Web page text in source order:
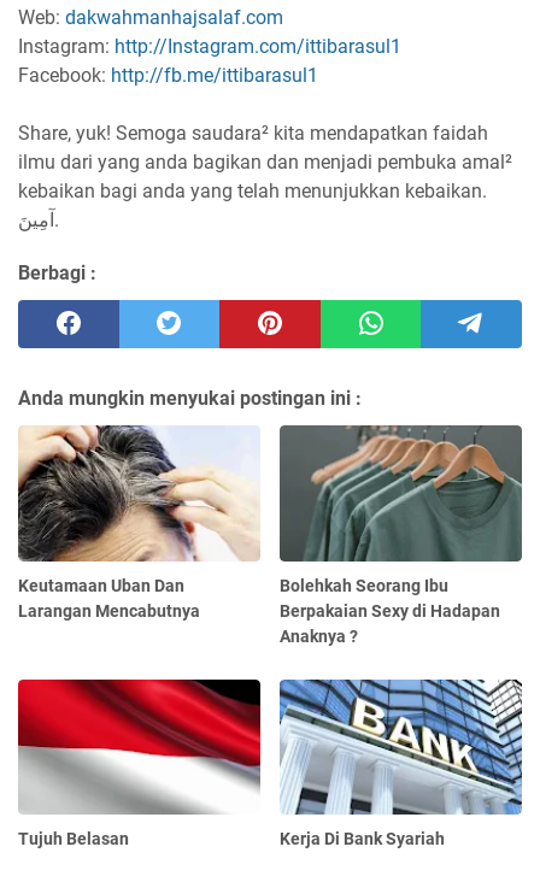
Web: dakwahmanhajsalaf.com
Instagram: http://Instagram.com/ittibarasul1
Facebook: http://fb.me/ittibarasul1
Share, yuk! Semoga saudara² kita mendapatkan faidah
ilmu dari yang anda bagikan dan menjadi pembuka amal²
kebaikan bagi anda yang telah menunjukkan kebaikan.
آمِينَ.
Berbagi :
Anda mungkin menyukai postingan ini :
Keutamaan Uban Dan
Larangan Mencabutnya
Bolehkah Seorang Ibu
Berpakaian Sexy di Hadapan
Anaknya ?
Tujuh Belasan Kerja Di Bank Syariah